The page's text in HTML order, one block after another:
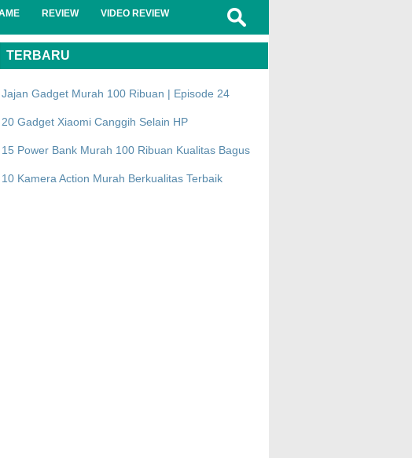
REVIEW VIDEO REVIEW
TERBARU
Jajan Gadget Murah 100 Ribuan | Episode 24
20 Gadget Xiaomi Canggih Selain HP
15 Power Bank Murah 100 Ribuan Kualitas Bagus
10 Kamera Action Murah Berkualitas Terbaik